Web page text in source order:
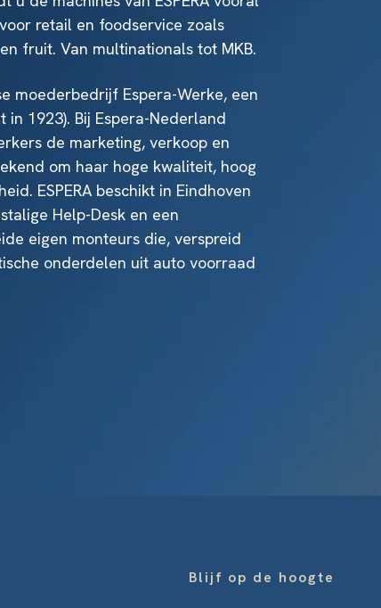
retail en foodservice zoals
fruit. Van multinationals tot MKB.
moederbedrijf Espera-Werke, een
1923). Bij Espera-Nederland
de marketing, verkoop en
om haar hoge kwaliteit, hoog
ESPERA beschikt in Eindhoven
Help-Desk en een
eigen monteurs die, verspreid
onderdelen uit auto voorraad
Blijf op de hoogte